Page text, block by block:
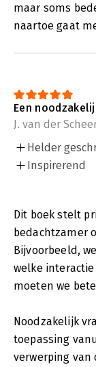
maar soms
naartoe gaat
Een
J. van der
Helder
Inspirerend
Dit boek stelt
bedachtzamer
Bijvoorbeeld,
welke
moeten we
Noodzakelijk
toepassing
verwerping